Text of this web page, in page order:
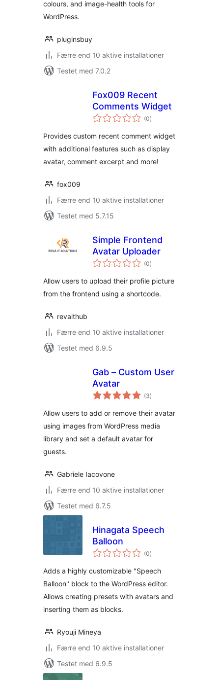
colours, and image-health tools for
WordPress.
pluginsbuy
Færre end 10 aktive installationer
Testet med 7.0.2
Fox009 Recent
Comments Widget
(0totale
bedømmelser
)
Provides custom recent comment widget
with additional features such as display
avatar, comment excerpt and more!
fox009
Færre end 10 aktive installationer
Testet med 5.7.15
Simple Frontend
Avatar Uploader
(0totale
bedømmelser
)
Allow users to upload their profile picture
from the frontend using a shortcode.
revaithub
Færre end 10 aktive installationer
Testet med 6.9.5
Gab – Custom User
Avatar
(3totale
bedømmelser
)
Allow users to add or remove their avatar
using images from WordPress media
library and set a default avatar for
guests.
Gabriele Iacovone
Færre end 10 aktive installationer
Testet med 6.7.5
Hinagata Speech
Balloon
(0totale
bedømmelser
)
Adds a highly customizable "Speech
Balloon" block to the WordPress editor.
Allows creating presets with avatars and
inserting them as blocks.
Ryouji Mineya
Færre end 10 aktive installationer
Testet med 6.9.5